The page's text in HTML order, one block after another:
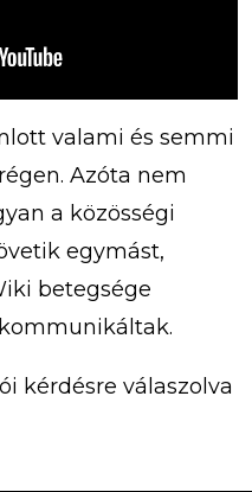
valami és semmi
Azóta nem
a közösségi
egymást,
betegsége
kérdésre válaszolva